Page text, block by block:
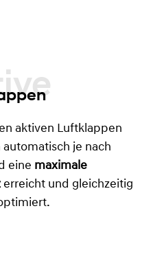
aktiven Luftklappen
je nach
eine maximale
erreicht und gleichzeitig